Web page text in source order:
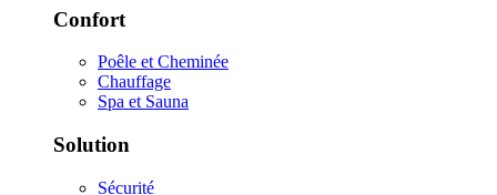
Confort
Poêle et Cheminée
Chauffage
Spa et Sauna
Solution
Sécurité